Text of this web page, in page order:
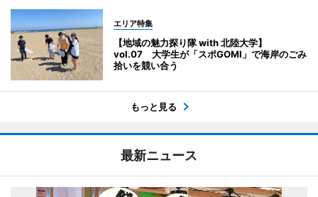
エリア特集
【地域の魅力探り隊 with 北陸大学】
vol.07 大学生が「スポGOMI」で海岸のごみ
拾いを競い合う
もっと見る
最新ニュース